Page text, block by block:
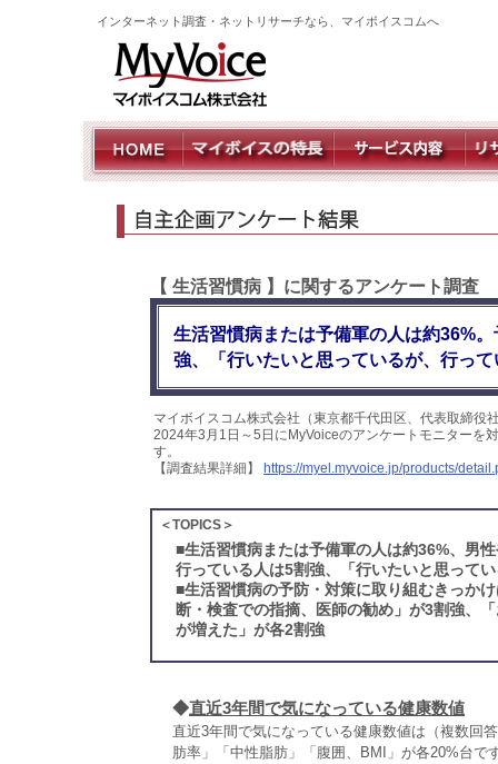
インターネット調査・ネットリサーチなら、マイボイスコムへ
【 生活習慣病 】に関するアンケート調査
生活習慣病または予備軍の人は約36%
強、「行いたいと思っているが、行っ
マイボイスコム株式会社（東京都千代田区、代表取締役
2024年3月1日～5日にMyVoiceのアンケートモニターを
す。
【調査結果詳細】
https://myel.myvoice.jp/products/
＜TOPICS＞
■生活習慣病または予備軍の人は約36%、男
行っている人は5割強、「行いたいと思って
■生活習慣病の予防・対策に取り組むきっか
断・検査での指摘、医師の勧め」が3割強、
が増えた」が各2割強
◆直近3年間で気になっている健康数値
直近3年間で気になっている健康数値は（複数回
肪率」「中性脂肪」「腹囲、BMI」が各20%台で